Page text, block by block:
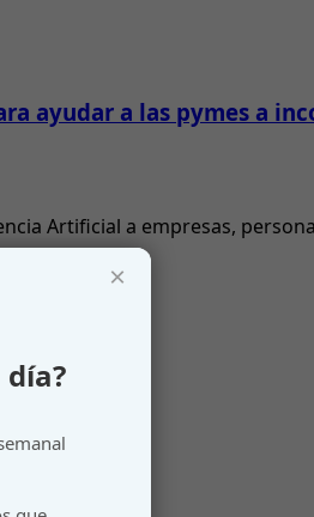
ayudar a las pymes a
Artificial a empresas,
×